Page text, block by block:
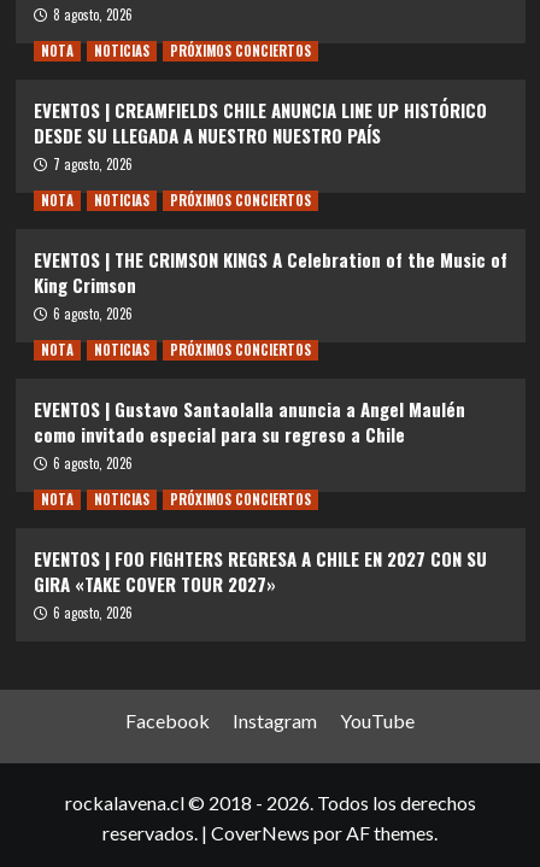
8 agosto, 2026
NOTA
NOTICIAS PRÓXIMOS CONCIERTOS
EVENTOS | CREAMFIELDS CHILE ANUNCIA LINE UP HISTÓRICO
DESDE SU LLEGADA A NUESTRO NUESTRO PAÍS
7 agosto, 2026
NOTA
NOTICIAS PRÓXIMOS CONCIERTOS
EVENTOS | THE CRIMSON KINGS A Celebration of the Music of
King Crimson
6 agosto, 2026
NOTA
NOTICIAS PRÓXIMOS CONCIERTOS
EVENTOS | Gustavo Santaolalla anuncia a Angel Maulén
como invitado especial para su regreso a Chile
6 agosto, 2026
NOTA
NOTICIAS PRÓXIMOS CONCIERTOS
EVENTOS | FOO FIGHTERS REGRESA A CHILE EN 2027 CON SU
GIRA «TAKE COVER TOUR 2027»
6 agosto, 2026
Facebook Instagram YouTube
rockalavena.cl © 2018 - 2026. Todos los derechos
reservados. | CoverNews por AF themes.